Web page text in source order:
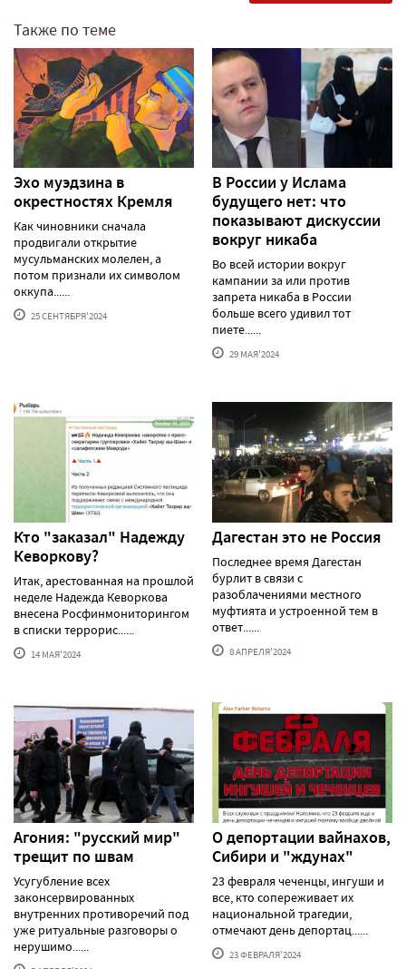
Также по теме
Эхо муэдзина в
окрестностях Кремля
Как чиновники сначала
продвигали открытие
мусульманских молелен, а
потом признали их символом
оккупа......
25 СЕНТЯБРЯ'2024
В России у Ислама
будущего нет: что
показывают дискуссии
вокруг никаба
Во всей истории вокруг
кампании за или против
запрета никаба в России
больше всего удивил тот
пиете......
29 МАЯ'2024
Кто "заказал" Надежду
Кеворкову?
Итак, арестованная на прошлой
неделе Надежда Кеворкова
внесена Росфинмониторингом
в списки террорис......
14 МАЯ'2024
Дагестан это не Россия
Последнее время Дагестан
бурлит в связи с
разоблачениями местного
муфтията и устроенной тем в
ответ......
8 АПРЕЛЯ'2024
Агония: "русский мир"
трещит по швам
Усугубление всех
законсервированных
внутренних противоречий под
уже ритуальные разговоры о
нерушимо......
О депортации вайнахов,
Сибири и "ждунах"
23 февраля чеченцы, ингуши и
все, кто сопереживает их
национальной трагедии,
отмечают день депортац......
23 ФЕВРАЛЯ'2024